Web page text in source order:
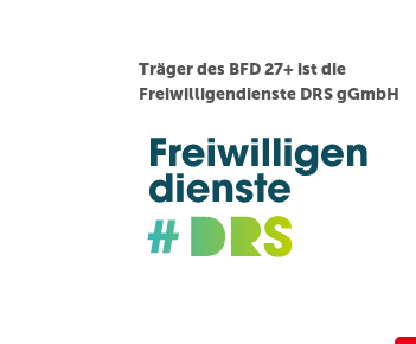
Träger des BFD 27+ ist die
Freiwilligendienste DRS gGmbH